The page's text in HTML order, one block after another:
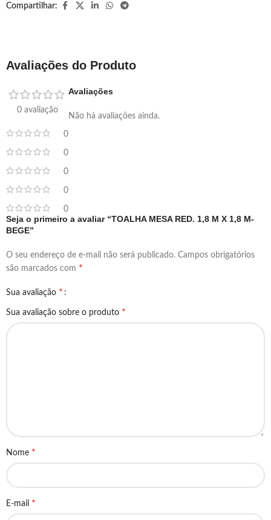
Compartilhar:
Avaliações do Produto
0 avaliação
0
0
0
0
0
Avaliações
Não há avaliações ainda.
Seja o primeiro a avaliar “TOALHA MESA RED. 1,8 M X 1,8 M-
BEGE”
O seu endereço de e-mail não será publicado. Campos obrigatórios
são marcados com *
Sua avaliação *
Sua avaliação sobre o produto *
Nome *
E-mail *